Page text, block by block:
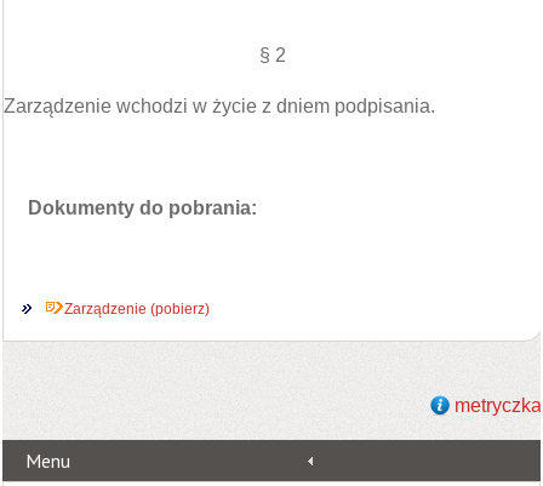
§ 2
Zarządzenie wchodzi w życie z dniem podpisania.
Dokumenty do pobrania:
Zarządzenie (pobierz)
metryczka
Menu